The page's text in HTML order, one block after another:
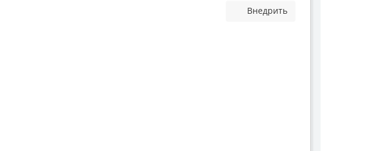
Внедрить